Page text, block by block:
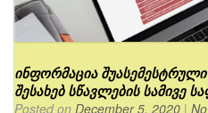
ინფორმაცია
შესახებ სწავლების სამივე
Posted on December 5, 2020 |